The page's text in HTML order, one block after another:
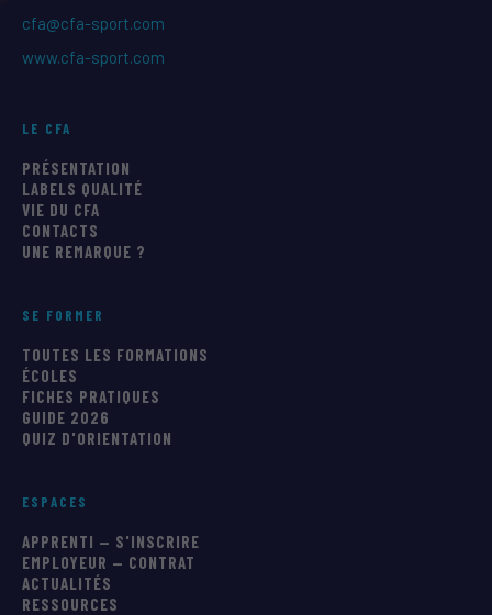
cfa@cfa-sport.com
www.cfa-sport.com
LE CFA
PRÉSENTATION
LABELS QUALITÉ
VIE DU CFA
CONTACTS
UNE REMARQUE ?
SE FORMER
TOUTES LES FORMATIONS
ÉCOLES
FICHES PRATIQUES
GUIDE 2026
QUIZ D'ORIENTATION
ESPACES
APPRENTI — S'INSCRIRE
EMPLOYEUR — CONTRAT
ACTUALITÉS
RESSOURCES